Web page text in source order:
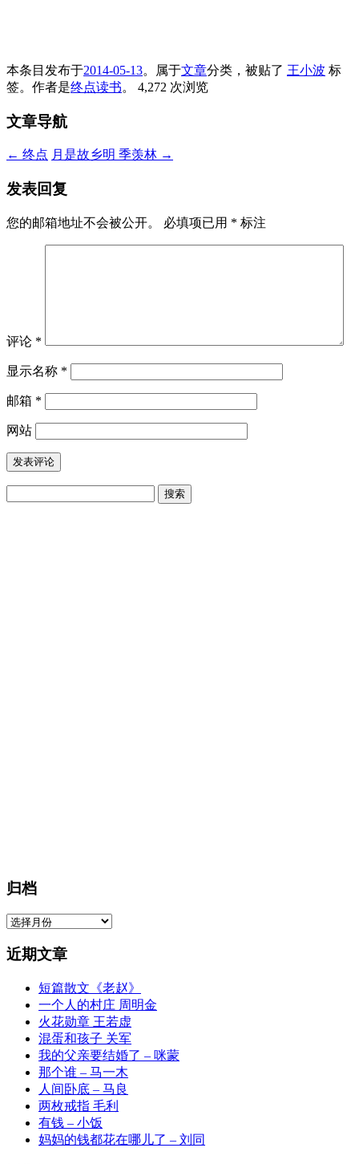
本条目发布于2014-05-13。属于文章分类，被贴了 王小波 标
签。 作者是终点读书。 4,272 次浏览
文章导航
← 终点 月是故乡明 季羡林 →
发表回复
您的邮箱地址不会被公开。 必填项已用 * 标注
评论 *
显示名称 *
邮箱 *
网站
归档
归
近期文章
短篇散文《老赵》
一个人的村庄 周明金
火花勋章 王若虚
混蛋和孩子 关军
我的父亲要结婚了 – 咪蒙
那个谁 – 马一木
人间卧底 – 马良
两枚戒指 毛利
有钱 – 小饭
妈妈的钱都花在哪儿了 – 刘同